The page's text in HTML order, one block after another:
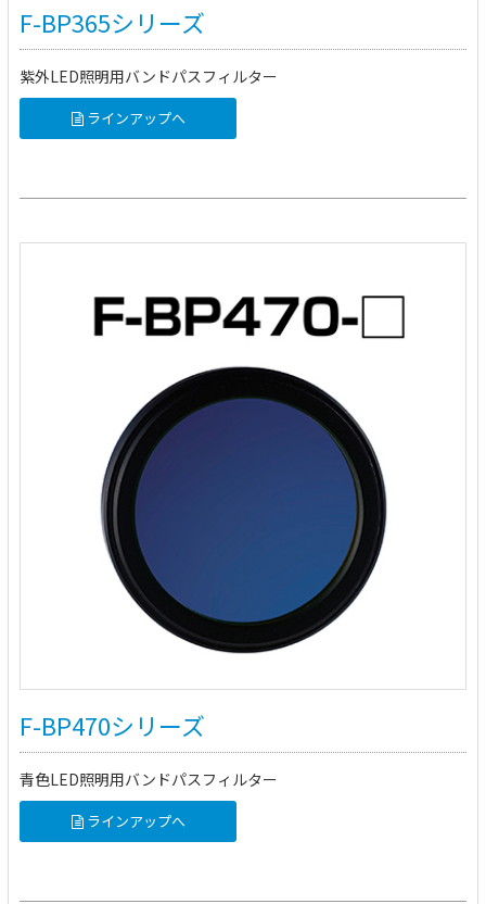
F-BP365シリーズ
紫外LED照明用バンドパスフィルター
ラインアップへ
F-BP470シリーズ
青色LED照明用バンドパスフィルター
ラインアップへ